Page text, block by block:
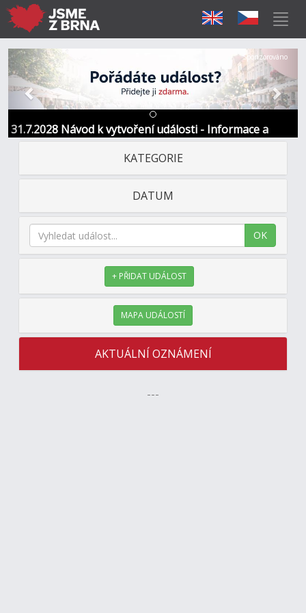
31.7.2028 Návod k vytvoření události - Informace a
kontakt
Předchozí Další
Sponzorováno
KATEGORIE
DATUM
OK
+ PŘIDAT UDÁLOST
MAPA UDÁLOSTÍ
AKTUÁLNÍ OZNÁMENÍ
---